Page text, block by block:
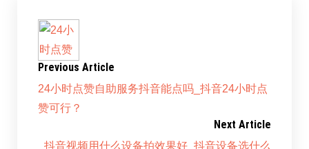
Previous Article
24小时点赞自助服务抖音能点吗_抖音24小时点
赞可行？
Next Article
抖音视频用什么设备拍效果好_抖音设备选什么